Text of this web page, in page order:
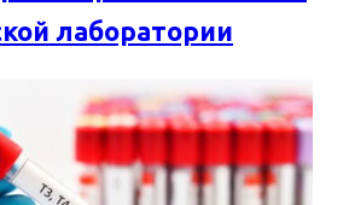
лаборатории